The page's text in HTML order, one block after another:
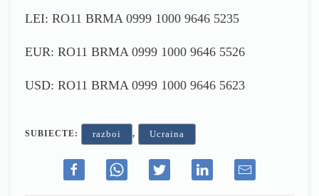
LEI: RO11 BRMA 0999 1000 9646 5235
EUR: RO11 BRMA 0999 1000 9646 5526
USD: RO11 BRMA 0999 1000 9646 5623
SUBIECTE: razboi , Ucraina